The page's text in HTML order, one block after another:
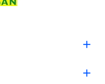
add
add